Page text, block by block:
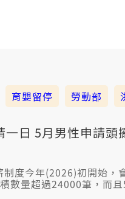
育嬰留停 勞動部
一日 5月男性申請頭
制度今年(2026)初開始，
數量超過24000筆，而